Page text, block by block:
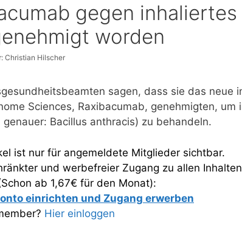
gegen
worden
Christian Hilscher
sagen, dass sie das neue
Sciences, Raxibacumab, genehmigten, um
genauer: Bacillus anthracis) zu behandeln.
ist nur für angemeldete Mitglieder sichtbar.
und werbefreier Zugang zu allen
ab 1,67€ für den Monat):
einrichten und Zugang erwerben
Hier einloggen